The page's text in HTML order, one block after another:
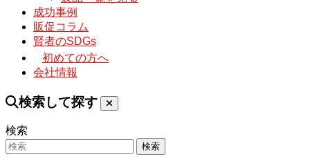
成功事例
販促コラム
賢者のSDGs
初めての方へ
会社情報
検索して探す
検索
検索